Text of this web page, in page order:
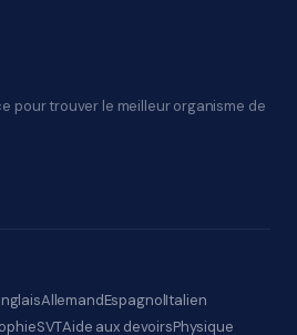
pour trouver le meilleur organisme de
AllemandEspagnolItalien
SVTAide aux devoirsPhysique